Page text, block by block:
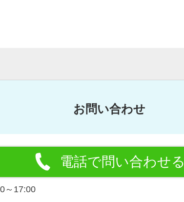
お問い合わせ
電話で問い合わせる
～17:00